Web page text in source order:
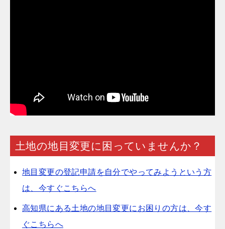
土地の地目変更に困っていませんか？
地目変更の登記申請を自分でやってみようという方
は、今すぐこちらへ
高知県にある土地の地目変更にお困りの方は、今す
ぐこちらへ